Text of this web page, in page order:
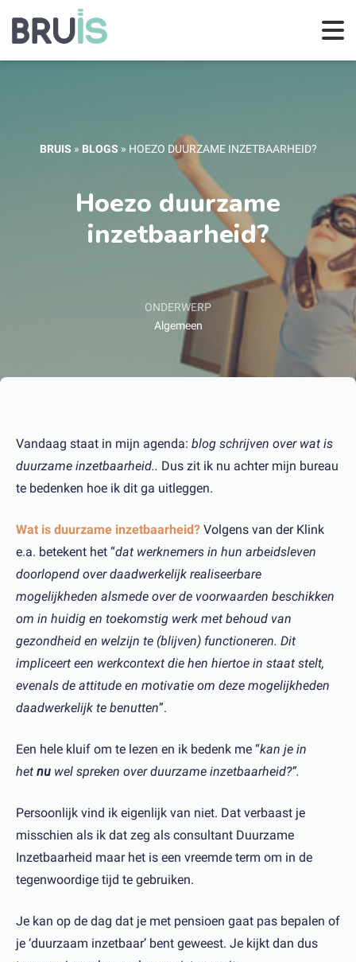
BRUIS » BLOGS » HOEZO DUURZAME INZETBAARHEID?
Hoezo duurzame
inzetbaarheid?
ONDERWERP
Algemeen
Vandaag staat in mijn agenda: blog schrijven over wat is
duurzame inzetbaarheid.. Dus zit ik nu achter mijn bureau
te bedenken hoe ik dit ga uitleggen.
Wat is duurzame inzetbaarheid? Volgens van der Klink
e.a. betekent het “dat werknemers in hun arbeidsleven
doorlopend over daadwerkelijk realiseerbare
mogelijkheden alsmede over de voorwaarden beschikken
om in huidig en toekomstig werk met behoud van
gezondheid en welzijn te (blijven) functioneren. Dit
impliceert een werkcontext die hen hiertoe in staat stelt,
evenals de attitude en motivatie om deze mogelijkheden
daadwerkelijk te benutten”.
Een hele kluif om te lezen en ik bedenk me “kan je in
het nu wel spreken over duurzame inzetbaarheid?”.
Persoonlijk vind ik eigenlijk van niet. Dat verbaast je
misschien als ik dat zeg als consultant Duurzame
Inzetbaarheid maar het is een vreemde term om in de
tegenwoordige tijd te gebruiken.
Je kan op de dag dat je met pensioen gaat pas bepalen of
je ‘duurzaam inzetbaar’ bent geweest. Je kijkt dan dus